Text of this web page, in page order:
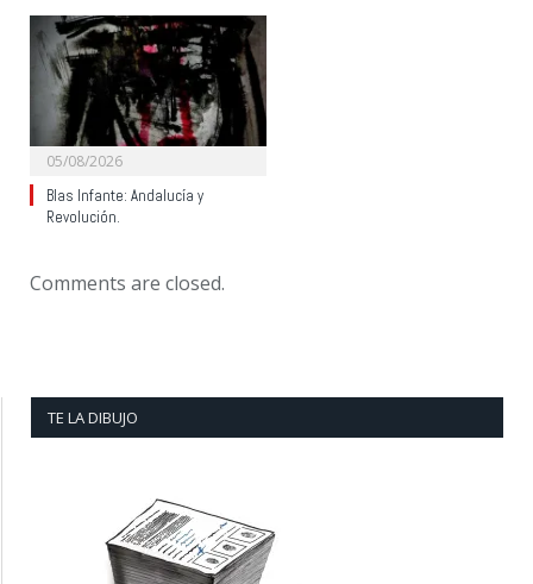
05/08/2026
Blas Infante: Andalucía y
Revolución.
Comments are closed.
TE LA DIBUJO